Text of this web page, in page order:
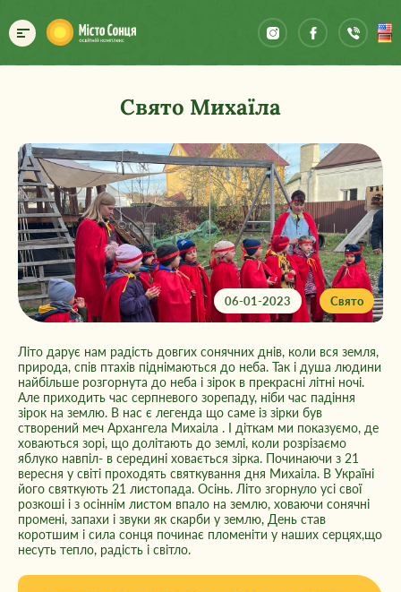
Свято Михаїла
06-01-2023 Свято
Літо дарує нам радість довгих сонячних днів, коли вся земля,
природа, спів птахів піднімаються до неба. Так і душа людини
найбільше розгорнута до неба і зірок в прекрасні літні ночі.
Але приходить час серпневого зорепаду, ніби час падіння
зірок на землю. В нас є легенда що саме із зірки був
створений меч Архангела Михаіла . І діткам ми показуємо, де
ховаються зорі, що долітають до землі, коли розрізаємо
яблуко навпіл- в середині ховається зірка. Починаючи з 21
вересня у світі проходять святкування дня Михаіла. В Україні
його святкують 21 листопада. Осінь. Літо згорнуло усі свої
розкоші і з осіннім листом впало на землю, ховаючи сонячні
промені, запахи і звуки як скарби у землю, День став
коротшим і сила сонця починає пломеніти у наших серцях,що
несуть тепло, радість і світло.